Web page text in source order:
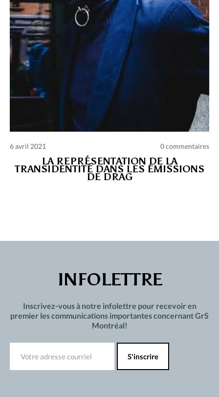
6 avril 2021 0 commentaires
LA REPRÉSENTATION DE LA
TRANSIDENTITÉ DANS LES ÉMISSIONS
DE DRAG
INFOLETTRE
Inscrivez-vous à notre infolettre pour recevoir en
premier les communications importantes concernant GrS
Montréal!